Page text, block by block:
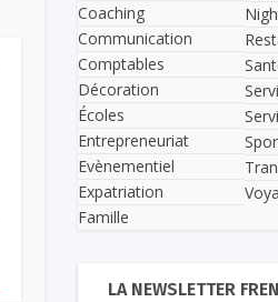
Coaching
Communication
Comptables
Décoration
Écoles
Entrepreneuriat
Evènementiel
Expatriation
Famille
LA NEWSLETTER